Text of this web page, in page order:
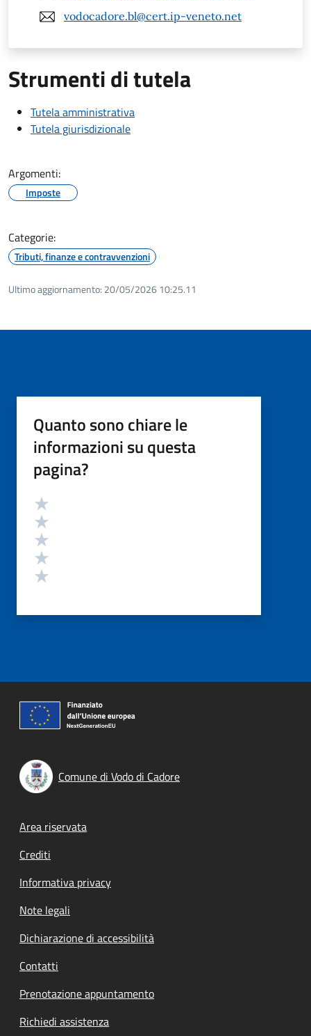
vodocadore.bl@cert.ip-veneto.net
Strumenti di tutela
Tutela amministrativa
Tutela giurisdizionale
Argomenti:
Imposte
Categorie:
Tributi, finanze e contravvenzioni
Ultimo aggiornamento: 20/05/2026 10:25.11
Quanto sono chiare le
informazioni su questa
pagina?
Valutazione
Comune di Vodo di Cadore
Footer menu
Area riservata
Crediti
Informativa privacy
Note legali
Dichiarazione di accessibilità
Contatti
Prenotazione appuntamento
Richiedi assistenza